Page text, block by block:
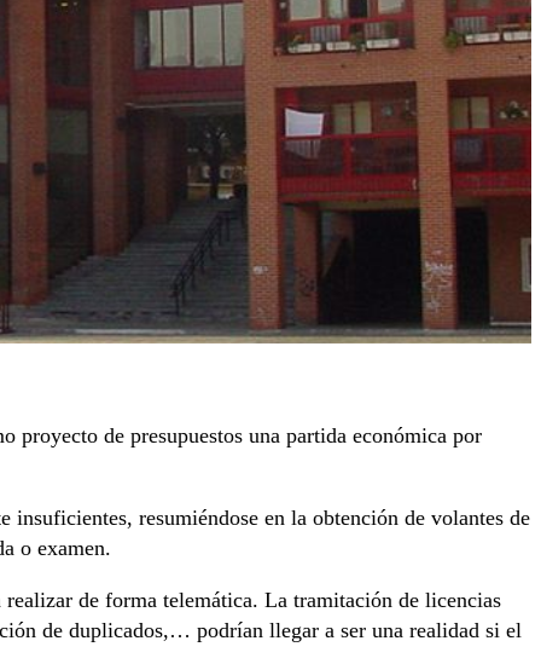
proyecto de presupuestos una partida económica por
insuficientes, resumiéndose en la obtención de volantes de
o examen.
de forma telemática. La tramitación de licencias
de duplicados,… podrían llegar a ser una realidad si el